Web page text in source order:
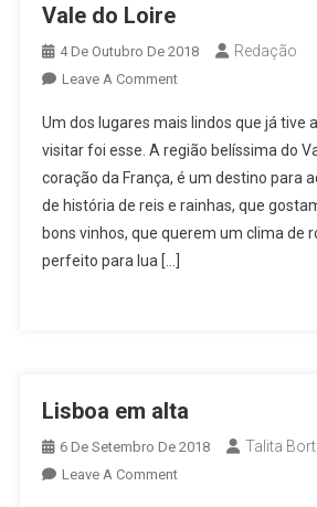
Vale do Loire
4 De Outubro De 2018 Redação
Leave A CommentOn
Do
Loire
Um dos lugares mais lindos que já tive
visitar foi esse. A região belíssima do
coração da França, é um destino para
de história de reis e rainhas, que
bons vinhos, que querem um clima de
perfeito para lua […]
Lisboa em alta
6 De Setembro De 2018 Talita
Leave A CommentOn